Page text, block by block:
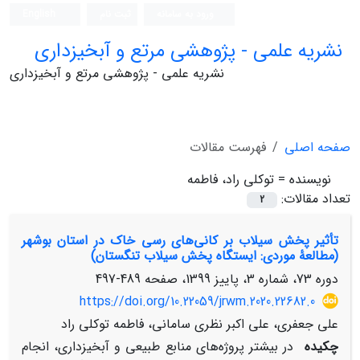
نشریه علمی - پژوهشی مرتع و آبخیزداری
نشریه علمی - پژوهشی مرتع و آبخیزداری
صفحه اصلی
فهرست مقالات
نویسنده = توکلی راد، فاطمه
تعداد مقالات:
2
تأثیر پخش سیلاب بر کانی‌های رسی خاک‌ در استان بوشهر
(مطالعۀ موردی: ایستگاه پخش سیلاب تنگستان)
دوره 73، شماره 3، پاییز 1399، صفحه
489-497
https://doi.org/10.22059/jrwm.2020.22682.0
علی جعفری، علی اکبر نظری سامانی، فاطمه توکلی راد
چکیده در بیشتر پروژه‌های منابع طبیعی و آبخیزداری، انجام